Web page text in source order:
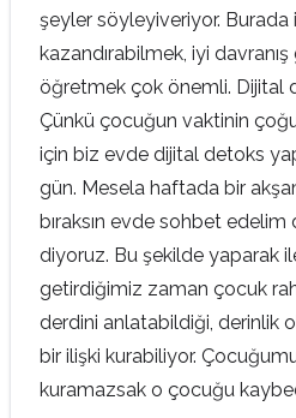
şeyler söyleyiveriyor. Burada
kazandırabilmek, iyi
öğretmek çok önemli. Dijital
Çünkü çocuğun vaktinin
için biz evde dijital detoks
gün. Mesela haftada bir
bıraksın evde sohbet
diyoruz. Bu şekilde yaparak
getirdiğimiz zaman çocuk
derdini anlatabildiği, derinlik
bir ilişki kurabiliyor.
kuramazsak o çocuğu